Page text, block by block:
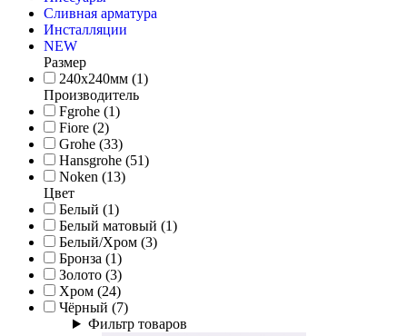
Сливная арматура
Инсталляции
NEW
Размер
240х240мм (1)
Производитель
Fgrohe (1)
Fiore (2)
Grohe (33)
Hansgrohe (51)
Noken (13)
Цвет
Белый (1)
Белый матовый (1)
Белый/Хром (3)
Бронза (1)
Золото (3)
Хром (24)
Чёрный (7)
Фильтр товаров